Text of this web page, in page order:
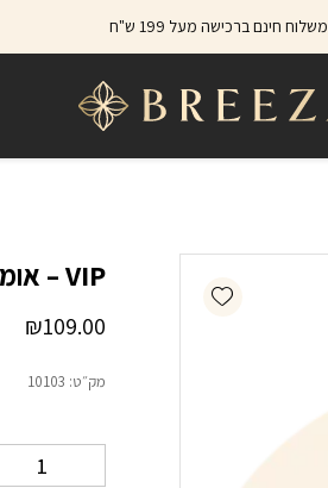
משלוח חינם ברכישה מעל 199 ש"ח
VIP – אומברה 250 מ”ל
₪109.00
מק״ט: 10103
Add wishlist